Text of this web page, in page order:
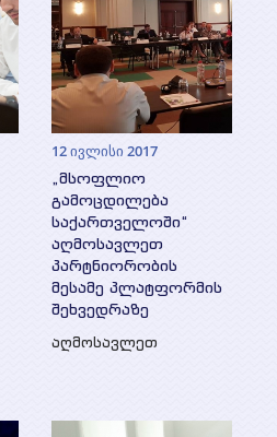
12 ივლისი 2017
„მსოფლიო
გამოცდილება
საქართველოში“
აღმოსავლეთ
პარტნიორობის
მესამე პლატფორმის
შეხვედრაზე
აღმოსავლეთ